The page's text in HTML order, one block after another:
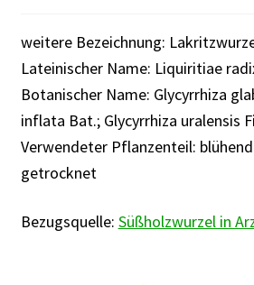
Kontakt | FAQ
Rabattaktion
weitere Bezeichnung:
Lateinischer Name: Liquiritiae
Botanischer Name: Glycyrrhiza
inflata Bat.; Glycyrrhiza uralensis
Verwendeter Pflanzenteil:
getrocknet
Bezugsquelle: Süßholzwurzel in